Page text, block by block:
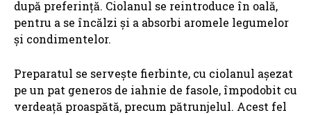
după preferință. Ciolanul se reintroduce în oală,
pentru a se încălzi și a absorbi aromele legumelor
și condimentelor.
Preparatul se servește fierbinte, cu ciolanul așezat
pe un pat generos de iahnie de fasole, împodobit cu
verdeață proaspătă, precum pătrunjelul. Acest fel